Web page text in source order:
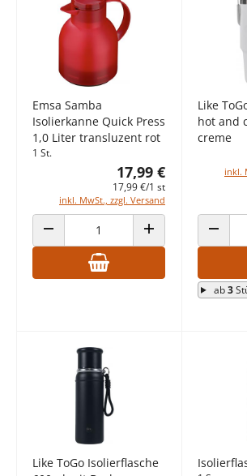
Emsa Samba
Isolierkanne Quick Press
1,0 Liter transluzent rot
1 St.
17,99 €
17,99 €/1 st
inkl. MwSt., zzgl. Versand
ANZAHL VERRINGERN ANZAHL ERHÖHEN
Like
hot and
creme
inkl.
ab3
Like ToGo Isolierflasche